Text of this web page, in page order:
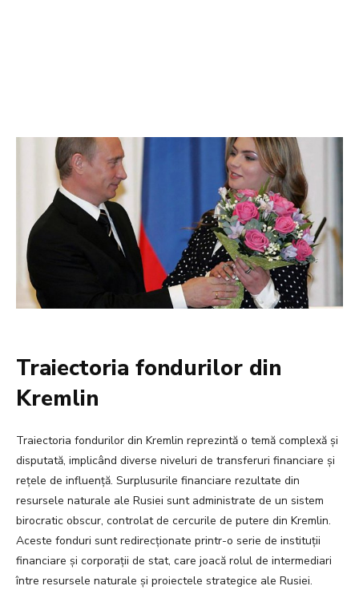
Traiectoria fondurilor din
Kremlin
Traiectoria fondurilor din Kremlin reprezintă o temă complexă și
disputată, implicând diverse niveluri de transferuri financiare și
rețele de influență. Surplusurile financiare rezultate din
resursele naturale ale Rusiei sunt administrate de un sistem
birocratic obscur, controlat de cercurile de putere din Kremlin.
Aceste fonduri sunt redirecționate printr-o serie de instituții
financiare și corporații de stat, care joacă rolul de intermediari
între resursele naturale și proiectele strategice ale Rusiei.